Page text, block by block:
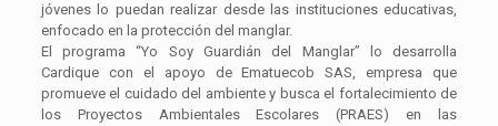
jóvenes lo puedan realizar desde las instituciones educativas,
enfocado en la protección del manglar.
El programa “Yo Soy Guardián del Manglar” lo desarrolla
Cardique con el apoyo de Ematuecob SAS, empresa que
promueve el cuidado del ambiente y busca el fortalecimiento de
los Proyectos Ambientales Escolares (PRAES) en las